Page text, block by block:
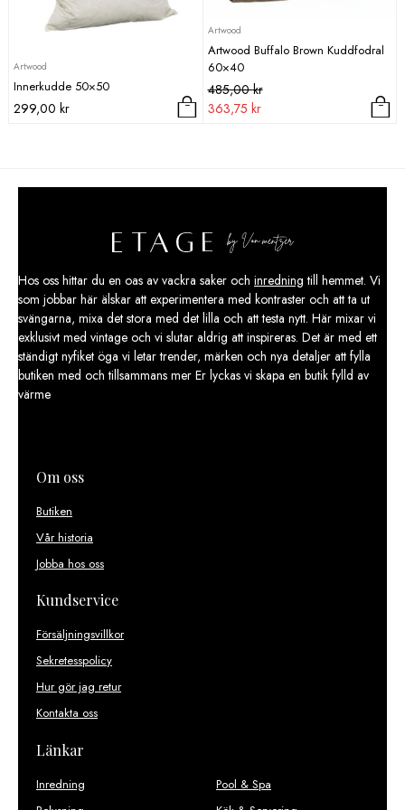
Artwood
Innerkudde 50×50
299,00 kr
Artwood
Artwood Buffalo Brown Kuddfodral
60×40
485,00kr
Det
ursprungliga
363,75 kr
Det
nuvarande
Hos oss hittar du en oas av vackra saker och inredning till hemmet. Vi
som jobbar här älskar att experimentera med kontraster och att ta ut
svängarna, mixa det stora med det lilla och att testa nytt. Här mixar vi
exklusivt med vintage och vi slutar aldrig att inspireras. Det är med ett
ständigt nyfiket öga vi letar trender, märken och nya detaljer att fylla
butiken med och tillsammans mer Er lyckas vi skapa en butik fylld av
värme
Om oss
Butiken
Vår historia
Jobba hos oss
Kundservice
Försäljningsvillkor
Sekretesspolicy
Hur gör jag retur
Kontakta oss
Länkar
Inredning
Pool & Spa